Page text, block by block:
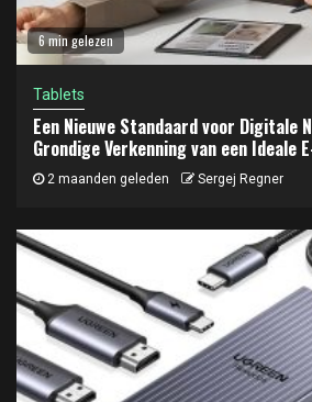
6 min gelezen
Tablets
Een Nieuwe Standaard voor Digitale
Grondige Verkenning van een Ideale
2 maanden geleden Sergej Regner